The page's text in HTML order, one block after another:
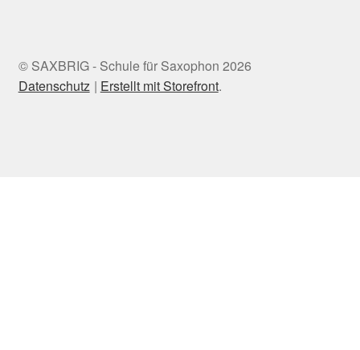
© SAXBRIG - Schule für Saxophon 2026
Datenschutz
Erstellt mit Storefront.